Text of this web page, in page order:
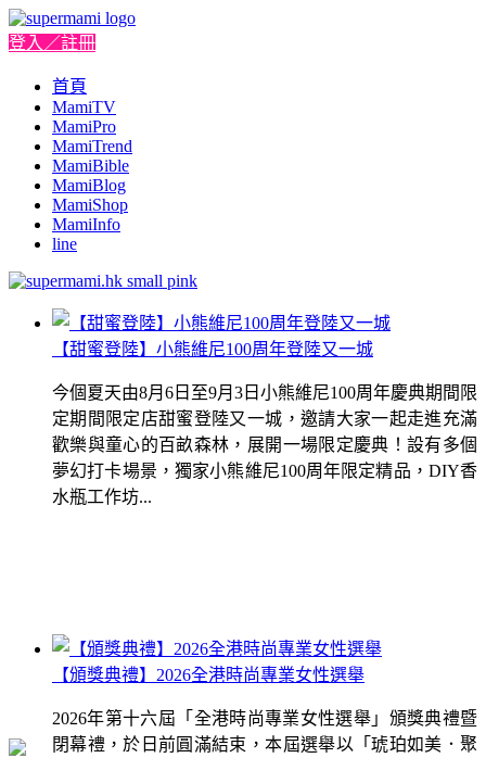
登入／註冊
首頁
MamiTV
MamiPro
MamiTrend
MamiBible
MamiBlog
MamiShop
MamiInfo
line
【甜蜜登陸】小熊維尼100周年登陸又一城
今個夏天由8月6日至9月3日小熊維尼100周年慶典期間限
定期間限定店甜蜜登陸又一城，邀請大家一起走進充滿
歡樂與童心的百畝森林，展開一場限定慶典！設有多個
夢幻打卡場景，獨家小熊維尼100周年限定精品，DIY香
水瓶工作坊...
【頒獎典禮】2026全港時尚專業女性選舉
2026年第十六屆「全港時尚專業女性選舉」頒獎典禮暨
閉幕禮，於日前圓滿結束，本屆選舉以「琥珀如美．聚